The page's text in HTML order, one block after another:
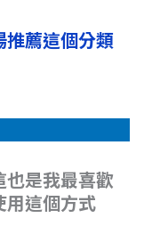
推薦這個分類
是我最喜歡
用這個方式